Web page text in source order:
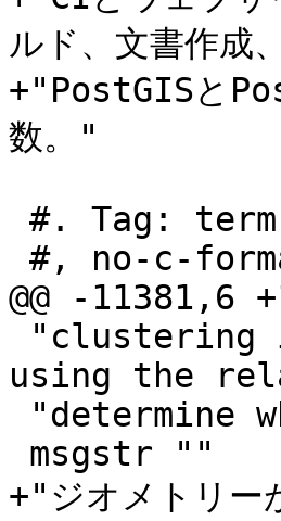
ルド、文書作成
+"PostGISと
数。"
@@ -11381,6
using the
+"ジオメトリー